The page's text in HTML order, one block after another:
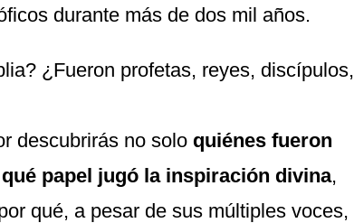
durante más de dos mil años.
¿Fueron profetas, reyes, discípulos,
descubrirás no solo quiénes fueron
qué papel jugó la inspiración divina,
qué, a pesar de sus múltiples voces,